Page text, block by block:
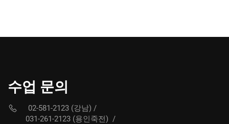
수업 문의
02-581-2123 (강남) /
031-261-2123 (용인죽전) /